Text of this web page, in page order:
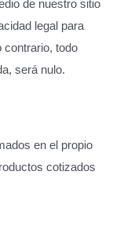
de nuestro sitio
legal para
todo
será nulo.
en el propio
cotizados